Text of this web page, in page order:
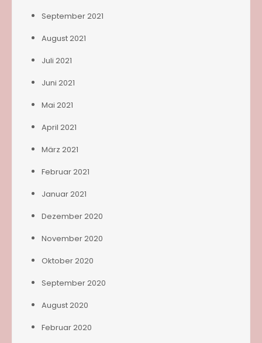
September 2021
August 2021
Juli 2021
Juni 2021
Mai 2021
April 2021
März 2021
Februar 2021
Januar 2021
Dezember 2020
November 2020
Oktober 2020
September 2020
August 2020
Februar 2020